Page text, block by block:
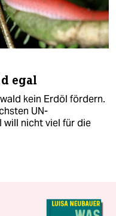
egal
kein Erdöl fördern.
UN-
will nicht viel für die